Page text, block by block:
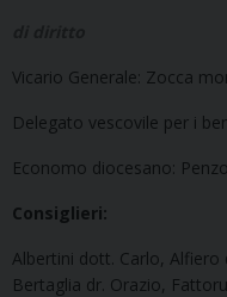
Vicario Generale: Zocca
Delegato vescovile per i
Economo diocesano:
Consiglieri:
Albertini dott. Carlo,
Bertaglia dr. Orazio,